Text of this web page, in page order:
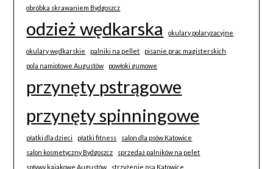
obróbka skrawaniem Bydgoszcz
odzież wędkarska okulary polaryzacyjne
okulary wędkarskie palniki na pellet
pisanie prac magisterskich
pola namiotowe Augustów
powłoki gumowe
przynęty pstrągowe
przynęty spinningowe
płatki dla dzieci płatki fitness
salon dla psów Katowice
salon kosmetyczny Bydgoszcz
sprzedaż palników na pelet
spływy kajakowe Augustów
strzyżenie psa Katowice